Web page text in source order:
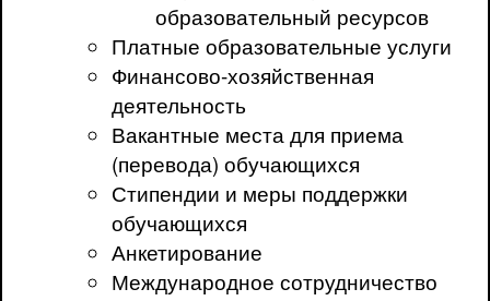
образовательный ресурсов
Платные образовательные услуги
Финансово-хозяйственная
деятельность
Вакантные места для приема
(перевода) обучающихся
Стипендии и меры поддержки
обучающихся
Анкетирование
Международное сотрудничество